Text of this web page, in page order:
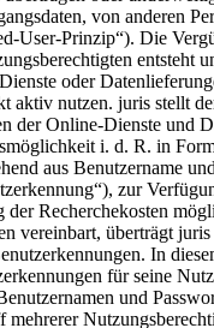
von anderen
User-Prinzip“). Die
entsteht
oder
aktiv nutzen. juris stellt
der Online-Dienste und
i. d. R. in
aus Benutzername
zur
Recherchekosten
vereinbart, überträgt
In
für seine
und